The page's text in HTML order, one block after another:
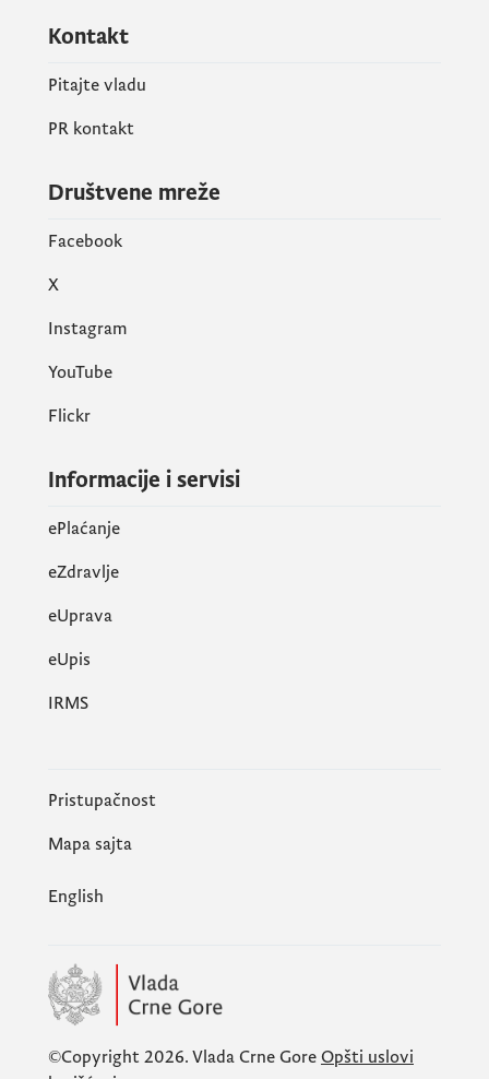
Kontakt
Pitajte vladu
PR kontakt
Društvene mreže
Facebook
X
Instagram
YouTube
Flickr
Informacije i servisi
ePlaćanje
eZdravlje
eUprava
еUpis
IRMS
Pristupačnost
Mapa sajta
English
©Copyright 2026. Vlada Crne Gore Opšti uslovi